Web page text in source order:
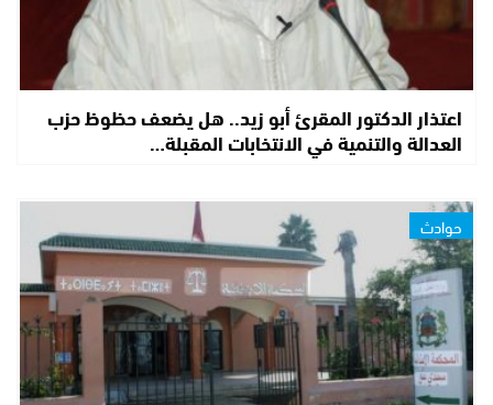
اعتذار الدكتور المقرئ أبو زيد.. هل يضعف حظوظ حزب
العدالة والتنمية في الانتخابات المقبلة…
حوادث